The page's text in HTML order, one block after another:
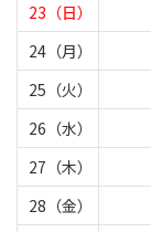
23（日）
24（月）
25（火）
26（水）
27（木）
28（金）